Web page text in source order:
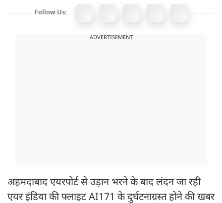
Follow Us:
ADVERTISEMENT
अहमदाबाद एयरपोर्ट से उड़ान भरने के बाद लंदन जा रही
एयर इंडिया की फ्लाइट AI171 के दुर्घटनाग्रस्त होने की खबर